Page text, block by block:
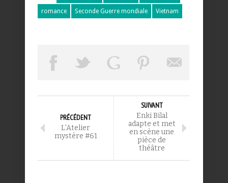
romance Seconde Guerre mondiale Vietnam
PRÉCÉDENT
L'Atelier
mystère #61
SUIVANT
Enki Bilal
adapte et met
en scène une
pièce de
théâtre